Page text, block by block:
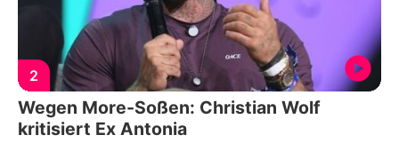
2
Wegen More-Soßen: Christian Wolf
kritisiert Ex Antonia